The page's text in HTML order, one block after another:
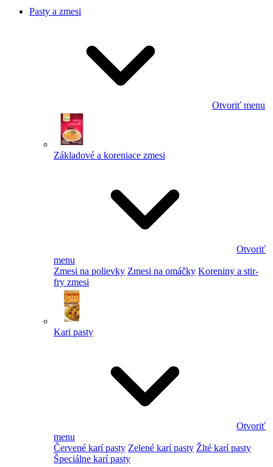
Pasty a zmesi
Otvoriť menu
Základové a koreniace zmesi
Otvoriť
menu
Zmesi na polievky Zmesi na omáčky Koreniny a stir-
fry zmesi
Kari pasty
Otvoriť
menu
Červené karí pasty Zelené karí pasty Žlté karí pasty
Špeciálne karí pasty